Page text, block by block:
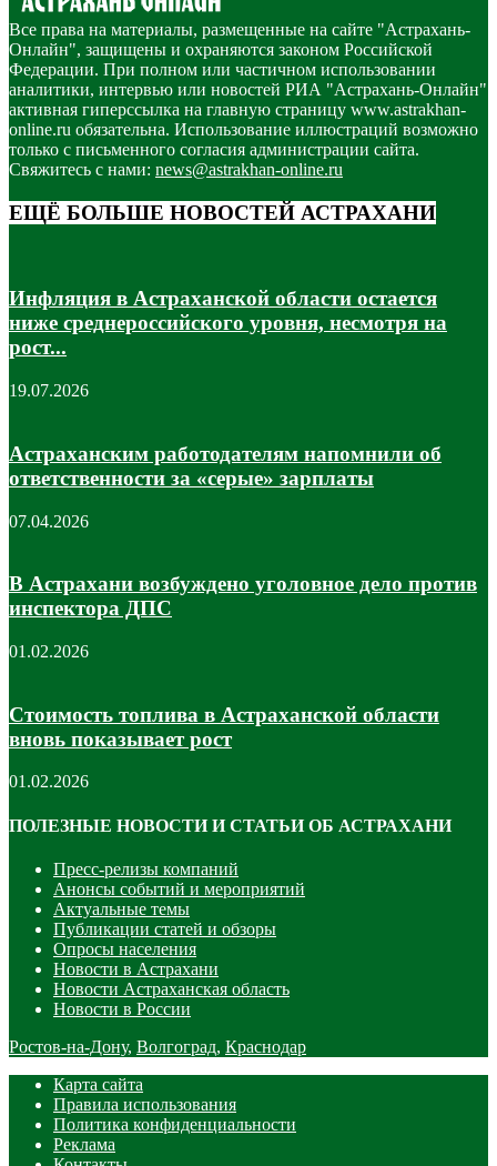
Все права на материалы, размещенные на сайте "Астрахань-
Онлайн", защищены и охраняются законом Российской
Федерации. При полном или частичном использовании
аналитики, интервью или новостей РИА "Астрахань-Онлайн"
активная гиперссылка на главную страницу www.astrakhan-
online.ru обязательна. Использование иллюстраций возможно
только с письменного согласия администрации сайта.
Свяжитесь с нами: news@astrakhan-online.ru
ЕЩЁ БОЛЬШЕ НОВОСТЕЙ АСТРАХАНИ
Инфляция в Астраханской области остается
ниже среднероссийского уровня, несмотря на
рост...
19.07.2026
Астраханским работодателям напомнили об
ответственности за «серые» зарплаты
07.04.2026
В Астрахани возбуждено уголовное дело против
инспектора ДПС
01.02.2026
Стоимость топлива в Астраханской области
вновь показывает рост
01.02.2026
ПОЛЕЗНЫЕ НОВОСТИ И СТАТЬИ ОБ АСТРАХАНИ
Пресс-релизы компаний
Анонсы событий и мероприятий
Актуальные темы
Публикации статей и обзоры
Опросы населения
Новости в Астрахани
Новости Астраханская область
Новости в России
Ростов-на-Дону, Волгоград, Краснодар
Карта сайта
Правила использования
Политика конфиденциальности
Реклама